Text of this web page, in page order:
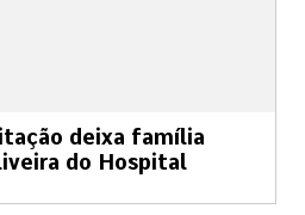
deixa família
do Hospital